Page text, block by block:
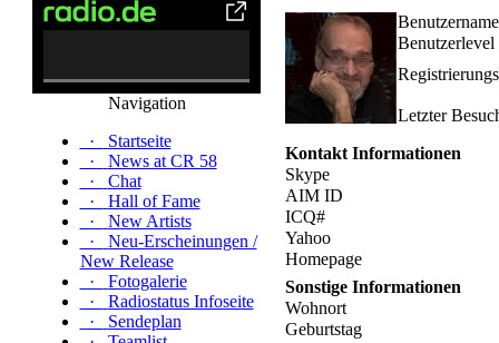
0%
Complete
Navigation
·
Startseite
·
News at CR 58
·
Chat
·
Hall of Fame
·
New Artists
·
Neu-Erscheinungen /
New Release
·
Fotogalerie
·
Radiostatus Infoseite
·
Sendeplan
Benutzername
Benutzerlevel
Letzter
Kontakt Informationen
Skype
AIM ID
ICQ#
Yahoo
Homepage
Sonstige Informationen
Wohnort
Geburtstag